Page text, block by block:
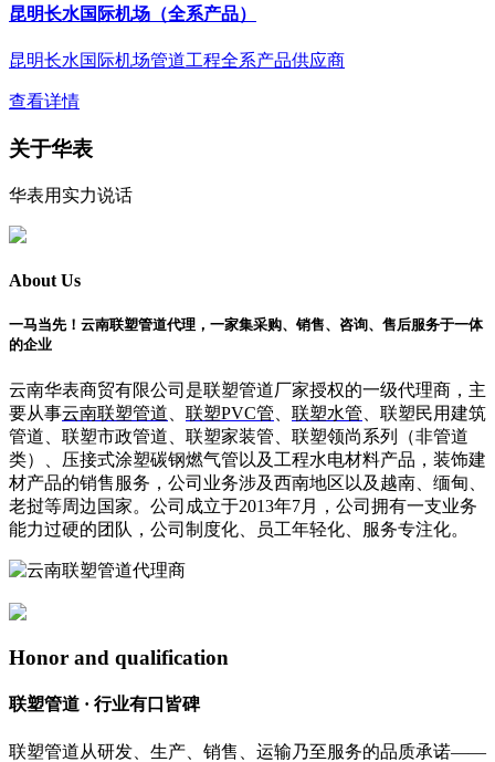
昆明长水国际机场（全系产品）
昆明长水国际机场管道工程全系产品供应商
查看详情
关于华表
华表用实力说话
About Us
一马当先！云南联塑管道代理，一家集采购、销售、咨询、售后服务于一体
的企业
云南华表商贸有限公司是联塑管道厂家授权的一级代理商，主
要从事云南联塑管道 联塑PVC管 联塑水管 、联塑民用建筑
管道、联塑市政管道、联塑家装管、联塑领尚系列（非管道
类）、压接式涂塑碳钢燃气管以及工程水电材料产品，装饰建
材产品的销售服务，公司业务涉及西南地区以及越南、缅甸、
老挝等周边国家。公司成立于2013年7月，公司拥有一支业务
能力过硬的团队，公司制度化、员工年轻化、服务专注化。
Honor and qualification
联塑管道 · 行业有口皆碑
联塑管道从研发、生产、销售、运输乃至服务的品质承诺——